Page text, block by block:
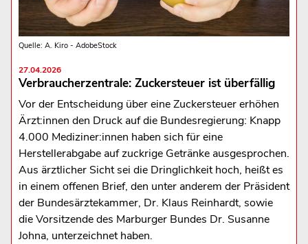
Quelle: A. Kiro - AdobeStock
27.04.2026
Verbraucherzentrale: Zuckersteuer ist überfällig
Vor der Entscheidung über eine Zuckersteuer erhöhen
Ärzt:innen den Druck auf die Bundesregierung: Knapp
4.000 Mediziner:innen haben sich für eine
Herstellerabgabe auf zuckrige Getränke ausgesprochen.
Aus ärztlicher Sicht sei die Dringlichkeit hoch, heißt es
in einem offenen Brief, den unter anderem der Präsident
der Bundesärztekammer, Dr. Klaus Reinhardt, sowie
die Vorsitzende des Marburger Bundes Dr. Susanne
Johna, unterzeichnet haben.